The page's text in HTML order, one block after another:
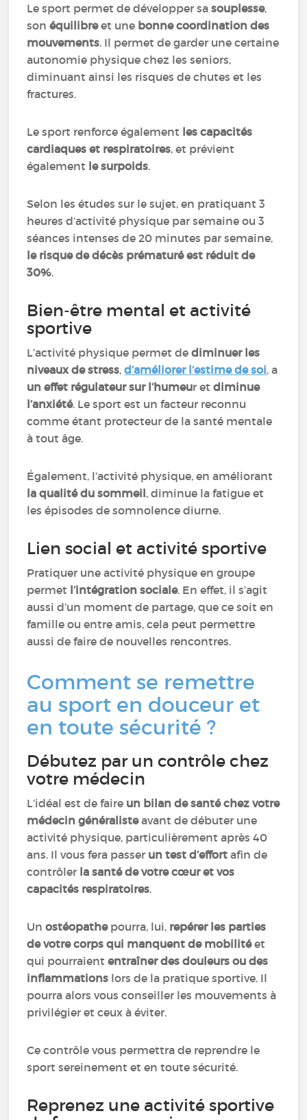
Le sport permet de développer sasouplesse,
sonéquilibreet une bonne coordination des
mouvements. Il permet de garder une certaine
autonomie physique chez les seniors,
diminuant ainsi les risques de chutes et les
fractures.
Le sport renforce également les capacités
cardiaques et respiratoires, et prévient
également le surpoids.
Selon les études sur le sujet, en pratiquant 3
heures d’activité physique par semaine ou 3
séances intenses de 20 minutes par semaine,
le risque de décès prématuré est réduit de
30%.
Bien-être mental et activité
sportive
L’activité physique permet dediminuer les
niveaux de stress,d’améliorer l’estime de soi, a
un effet régulateur sur l’humeur etdiminue
l’anxiété. Le sport est un facteur reconnu
comme étant protecteur de la santé mentale
à tout âge.
Également, l’activité physique, en améliorant
la qualité du sommeil, diminue la fatigue et
les épisodes de somnolence diurne.
Lien social et activité sportive
Pratiquer une activité physique en groupe
permet l’intégration sociale. En effet, il s’agit
aussi d’un moment de partage, que ce soit en
famille ou entre amis, cela peut permettre
aussi de faire de nouvelles rencontres.
Comment se remettre
au sport en douceur et
en toute sécurité ?
Débutez par un contrôle chez
votre médecin
L’idéal est de faire un bilan de santé chez votre
médecin généralisteavant de débuter une
activité physique, particulièrement après 40
ans. Il vous fera passer un test d’effortafin de
contrôler la santé de votre cœur et vos
capacités respiratoires.
Unostéopathe pourra, lui, repérer les parties
de votre corps qui manquent de mobilitéet
qui pourraiententraîner des douleurs ou des
inflammations lors de la pratique sportive. Il
pourra alors vous conseiller les mouvements à
privilégier et ceux à éviter.
Ce contrôle vous permettra de reprendre le
sport sereinement et en toute sécurité.
Reprenez une activité sportive